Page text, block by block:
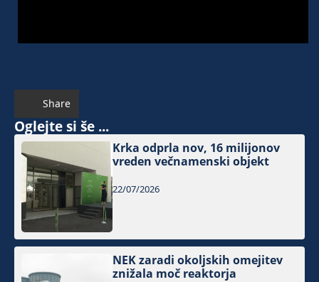
Share
Oglejte si še ...
Krka odprla nov, 16 milijonov
vreden večnamenski objekt
22/07/2026
NEK zaradi okoljskih omejitev
znižala moč reaktorja